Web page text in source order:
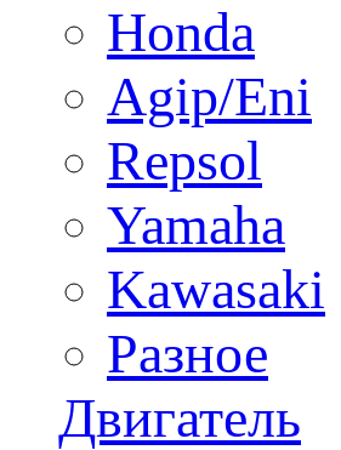
Honda
Agip/Eni
Repsol
Yamaha
Kawasaki
Разное
Двигатель